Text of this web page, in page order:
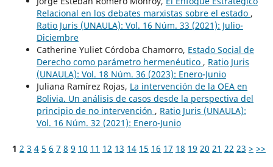
Relacional en los debates marxistas sobre el estado ,
Ratio Juris (UNAULA): Vol. 16 Núm. 33 (2021): Julio-
Diciembre
Catherine Yuliet Córdoba Chamorro, Estado Social de
Derecho como parámetro hermenéutico , Ratio Juris
(UNAULA): Vol. 18 Núm. 36 (2023): Enero-Junio
Juliana Ramírez Rojas, La intervención de la OEA en
Bolivia. Un análisis de casos desde la perspectiva del
principio de no intervención , Ratio Juris (UNAULA):
Vol. 16 Núm. 32 (2021): Enero-Junio
1 2 3 4 5 6 7 8 9 10 11 12 13 14 15 16 17 18 19 20 21 22 23 > >>